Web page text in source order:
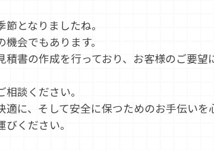
となりましたね。
会でもあります。
書の作成を行っており、お客様のご要
談ください。
に、そして安全に保つためのお手伝いを
ください。